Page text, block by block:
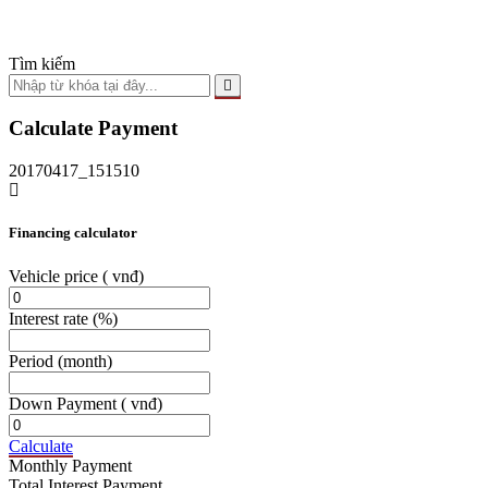
Tìm kiếm
Calculate Payment
20170417_151510
Financing calculator
Vehicle price ( vnđ)
Interest rate (%)
Period (month)
Down Payment ( vnđ)
Calculate
Monthly Payment